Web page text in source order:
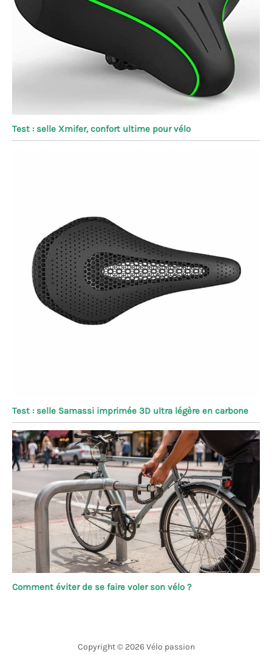
Test : selle Xmifer, confort ultime pour vélo
Test : selle Samassi imprimée 3D ultra légère en carbone
Comment éviter de se faire voler son vélo ?
Copyright © 2026 Vélo passion